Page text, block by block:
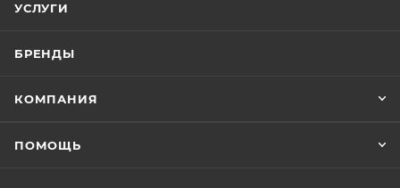
УСЛУГИ
БРЕНДЫ
КОМПАНИЯ
ПОМОЩЬ